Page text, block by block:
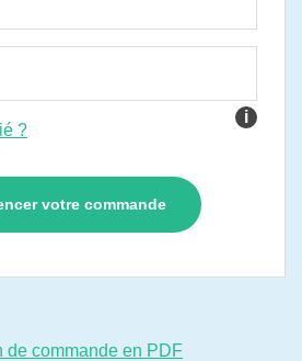
i
?
de commande en PDF